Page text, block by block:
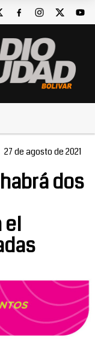
27 de agosto de 2021
dos
el